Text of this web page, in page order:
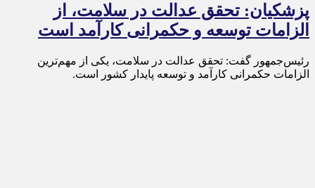
پزشکیان: تحقق عدالت در سلامت، از
الزامات توسعه و حکمرانی کارآمد است
رئیس‌جمهور گفت: تحقق عدالت در سلامت، یکی از مهم‌ترین
الزامات حکمرانی کارآمد و توسعه پایدار کشور است.